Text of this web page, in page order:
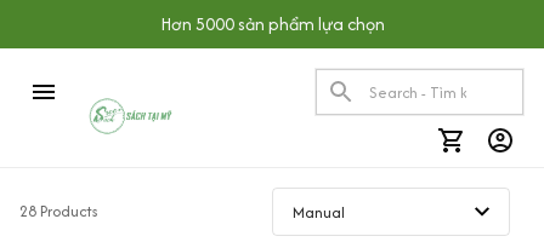
Hơn 5000 sản phẩm lựa chọn
28 Products